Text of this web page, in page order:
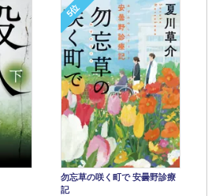
5位
勿忘草の咲く町で 安曇野診療
記